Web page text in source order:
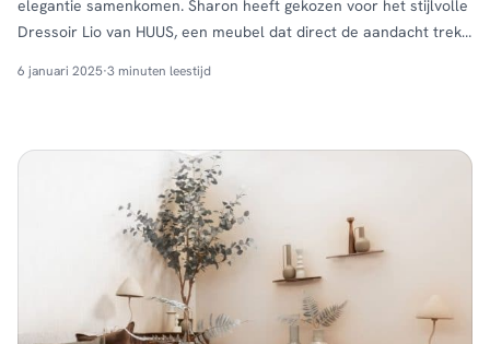
elegantie samenkomen. Sharon heeft gekozen voor het stijlvolle
Dressoir Lio van HUUS, een meubel dat direct de aandacht trekt
verfijnde afwerking, maakt dit dressoir tot een echte eyecatcher.
6 januari 2025·3 minuten leestijd